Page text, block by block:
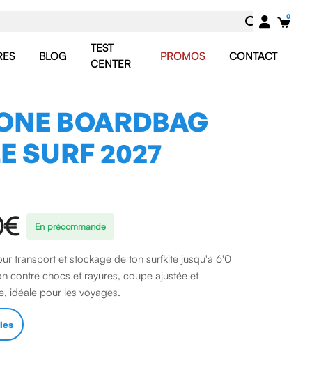
BLOG
TEST
CENTER
PROMOS CONTACT
BOARDBAG
SURF 2027
En précommande
transport et stockage de ton surfkite jusqu'à 6'0
contre chocs et rayures, coupe ajustée et
idéale pour les voyages.